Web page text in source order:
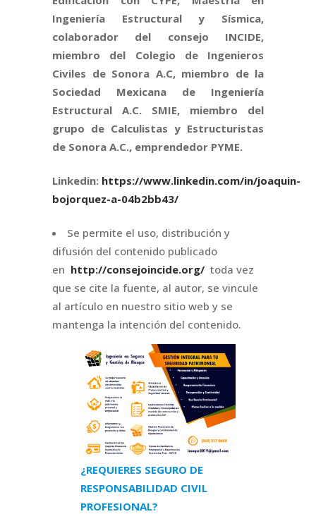
Ingeniería Estructural y Sísmica,
colaborador del consejo INCIDE,
miembro del Colegio de Ingenieros
Civiles de Sonora A.C, miembro de la
Sociedad Mexicana de Ingeniería
Estructural A.C. SMIE, miembro del
grupo de Calculistas y Estructuristas
de Sonora A.C., emprendedor PYME.
Linkedin: https://www.linkedin.com/in/joaquin-
bojorquez-a-04b2bb43/
Se permite el uso, distribución y
difusión del contenido publicado
en http://consejoincide.org/ toda vez
que se cite la fuente, al autor, se vincule
al artículo en nuestro sitio web y se
mantenga la intención del contenido.
¿REQUIERES SEGURO DE
RESPONSABILIDAD CIVIL
PROFESIONAL?